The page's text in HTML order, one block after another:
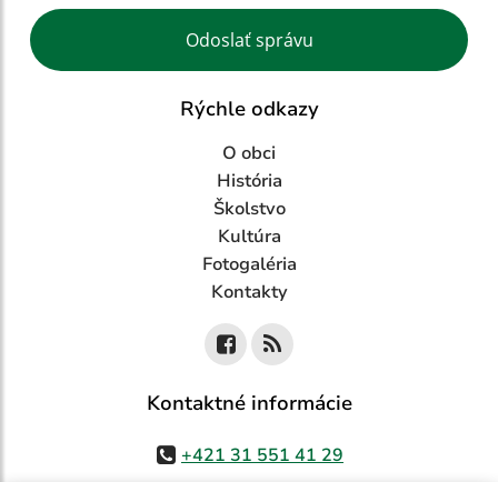
Google reCaptcha Response
Odoslať správu
Rýchle odkazy
O obci
História
Školstvo
Kultúra
Fotogaléria
Kontakty
Kontaktné informácie
+421 31 551 41 29